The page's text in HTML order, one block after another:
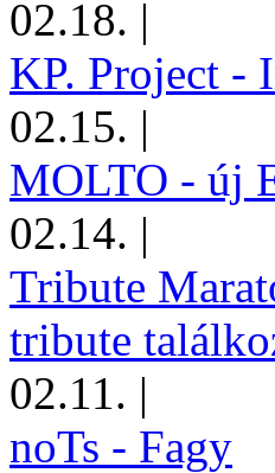
02.18. |
KP. Project -
02.15. |
MOLTO - új
02.14. |
Tribute
tribute
02.11. |
noTs - Fagy